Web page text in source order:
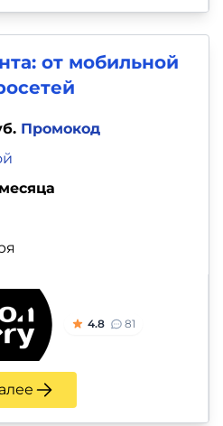
от мобильной
Промокод
4.8 81